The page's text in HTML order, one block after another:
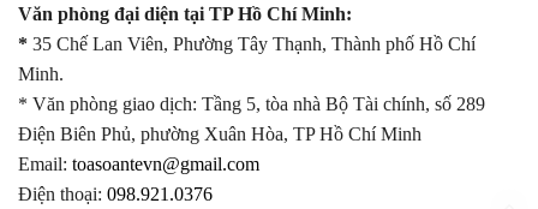
Văn phòng đại diện tại TP Hồ Chí Minh:
* 35 Chế Lan Viên, Phường Tây Thạnh, Thành phố Hồ Chí
Minh.
* Văn phòng giao dịch: Tầng 5, tòa nhà Bộ Tài chính, số 289
Điện Biên Phủ, phường Xuân Hòa, TP Hồ Chí Minh
Email: toasoantevn@gmail.com
Điện thoại: 098.921.0376